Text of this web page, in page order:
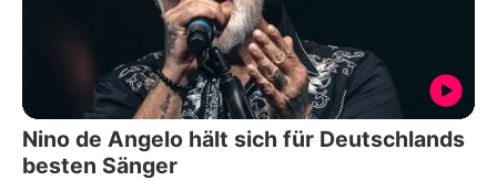
Nino de Angelo hält sich für Deutschlands
besten Sänger